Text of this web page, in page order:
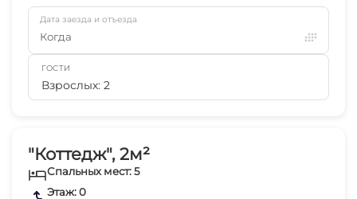
"Коттедж", 2м²
Спальных мест: 5
Этаж: 0
Дата заезда и отъезда
Когда
ГОСТИ
Взрослых: 2